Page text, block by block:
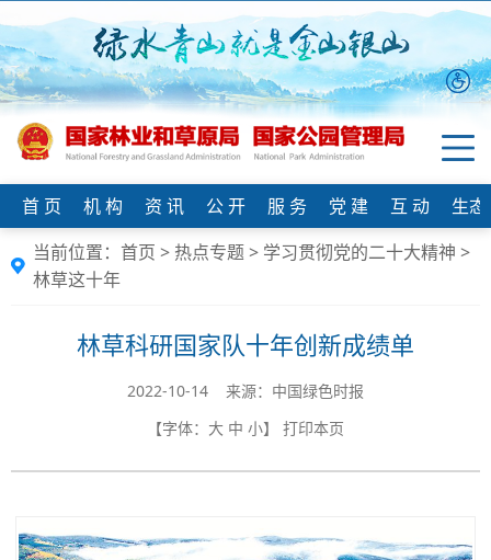
首 页 机 构 资 讯 公 开 服 务 党 建 互 动
生
当前位置： 首页 > 热点专题> 学习贯彻党的二十大精神 >
林草这十年
林草科研国家队十年创新成绩单
2022-10-14 来源：中国绿色时报
【字体： 大 中 小】 打印本页